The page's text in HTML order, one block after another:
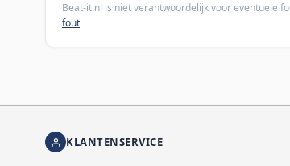
Beat-it.nl is niet verantwoordelijk voor eventuele
fout
KLANTENSERVICE